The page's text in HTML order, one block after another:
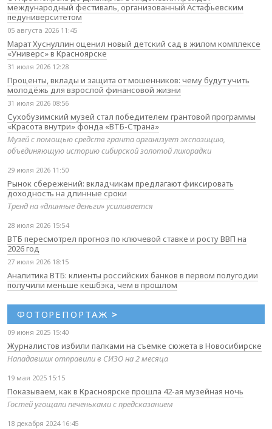
международный фестиваль, организованный Астафьевским
педуниверситетом
05 августа 2026 11:45
Марат Хуснуллин оценил новый детский сад в жилом комплексе
«Универс» в Красноярске
31 июля 2026 12:28
Проценты, вклады и защита от мошенников: чему будут учить
молодёжь для взрослой финансовой жизни
31 июля 2026 08:56
Сухобузимский музей стал победителем грантовой программы
«Красота внутри» фонда «ВТБ-Страна»
Музей с помощью средств гранта организует экспозицию,
объединяющую историю сибирской золотой лихорадки
29 июля 2026 11:50
Рынок сбережений: вкладчикам предлагают фиксировать
доходность на длинные сроки
Тренд на «длинные деньги» усиливается
28 июля 2026 15:54
ВТБ пересмотрел прогноз по ключевой ставке и росту ВВП на
2026 год
27 июля 2026 18:15
Аналитика ВТБ: клиенты российских банков в первом полугодии
получили меньше кешбэка, чем в прошлом
ФОТОРЕПОРТАЖ >
09 июня 2025 15:40
Журналистов избили палками на съемке сюжета в Новосибирске
Нападавших отправили в СИЗО на 2 месяца
19 мая 2025 15:15
Показываем, как в Красноярске прошла 42-ая музейная ночь
Гостей угощали печеньками с предсказанием
18 декабря 2024 16:45